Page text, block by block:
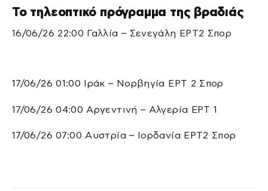
Το τηλεοπτικό πρόγραμμα της βραδιάς
16/06/26 22:00 Γαλλία – Σενεγάλη ΕΡΤ2 Σπορ
17/06/26 01:00 Ιράκ – Νορβηγία ΕΡΤ 2 Σπορ
17/06/26 04:00 Αργεντινή – Αλγερία ΕΡΤ 1
17/06/26 07:00 Αυστρία – Ιορδανία ΕΡΤ2 Σπορ